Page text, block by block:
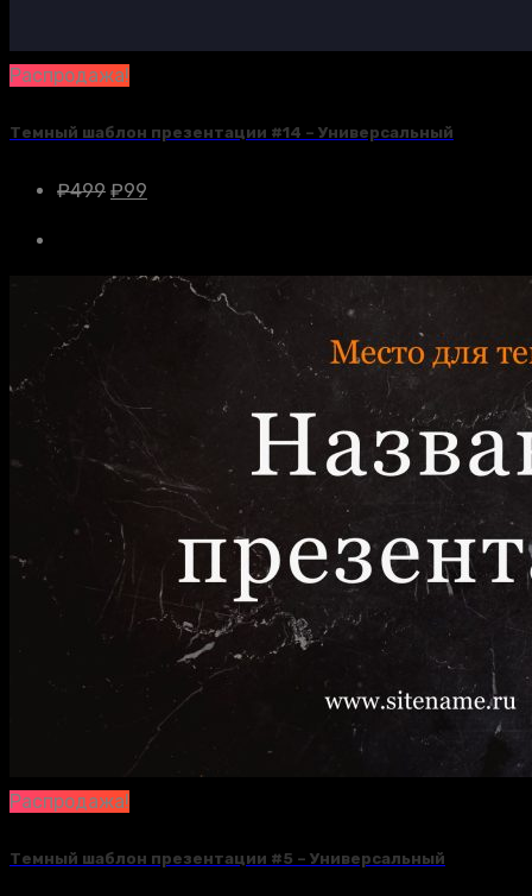
Распродажа!
Темный шаблон презентации #14 – Универсальный
₽499 ₽99
Распродажа!
Темный шаблон презентации #5 – Универсальный